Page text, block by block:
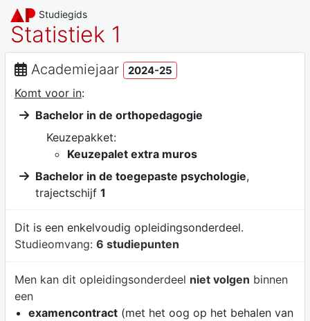
Studiegids
Statistiek 1
Academiejaar 2024-25
Komt voor in:
Bachelor in de orthopedagogie
Keuzepakket:
Keuzepalet extra muros
Bachelor in de toegepaste psychologie,
trajectschijf 1
Dit is een enkelvoudig opleidingsonderdeel.
Studieomvang: 6 studiepunten
Men kan dit opleidingsonderdeel niet volgen binnen
een
examencontract(met het oog op het behalen van